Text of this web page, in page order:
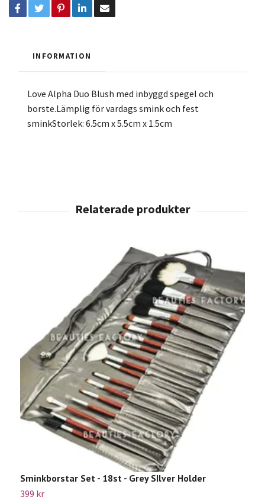
INFORMATION
Love Alpha Duo Blush med inbyggd spegel och
borste.Lämplig för vardags smink och fest
sminkStorlek: 6.5cm x 5.5cm x 1.5cm
Sminkborstar Set - 18st - Grey SIlver Holder
399 kr